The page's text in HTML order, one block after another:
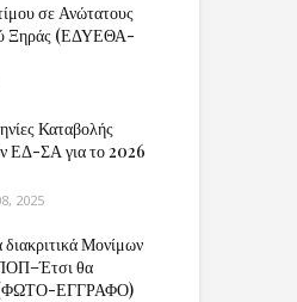
σε Ανώτατους
Ξηράς (ΕΔΥΕΘΑ-
Καταβολής
ΕΔ-ΣΑ για το 2026
2025
Μονίμων
θα
(ΦΩΤΟ-ΕΓΓΡΑΦΟ)